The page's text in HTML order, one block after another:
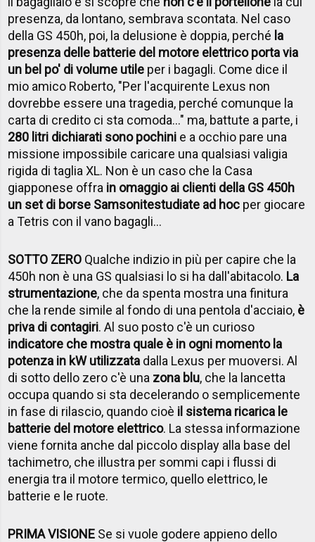
presenza, da lontano, sembrava scontata. Nel caso
della GS 450h, poi, la delusione è doppia, perché la
presenza delle batterie del motore elettrico porta via
un bel po' di volume utile per i bagagli. Come dice il
mio amico Roberto, "Per l'acquirente Lexus non
dovrebbe essere una tragedia, perché comunque la
carta di credito ci sta comoda..." ma, battute a parte, i
280 litri dichiarati sono pochini e a occhio pare una
missione impossibile caricare una qualsiasi valigia
rigida di taglia XL. Non è un caso che la Casa
giapponese offra in omaggio ai clienti della GS 450h
un set di borse Samsonitestudiate ad hoc per giocare
a Tetris con il vano bagagli...
SOTTO ZERO Qualche indizio in più per capire che la
450h non è una GS qualsiasi lo si ha dall'abitacolo. La
strumentazione, che da spenta mostra una finitura
che la rende simile al fondo di una pentola d'acciaio, è
priva di contagiri. Al suo posto c'è un curioso
indicatore che mostra quale è in ogni momento la
potenza in kW utilizzata dalla Lexus per muoversi. Al
di sotto dello zero c'è una zona blu, che la lancetta
occupa quando si sta decelerando o semplicemente
in fase di rilascio, quando cioè il sistema ricarica le
batterie del motore elettrico. La stessa informazione
viene fornita anche dal piccolo display alla base del
tachimetro, che illustra per sommi capi i flussi di
energia tra il motore termico, quello elettrico, le
batterie e le ruote.
PRIMA VISIONE Se si vuole godere appieno dello